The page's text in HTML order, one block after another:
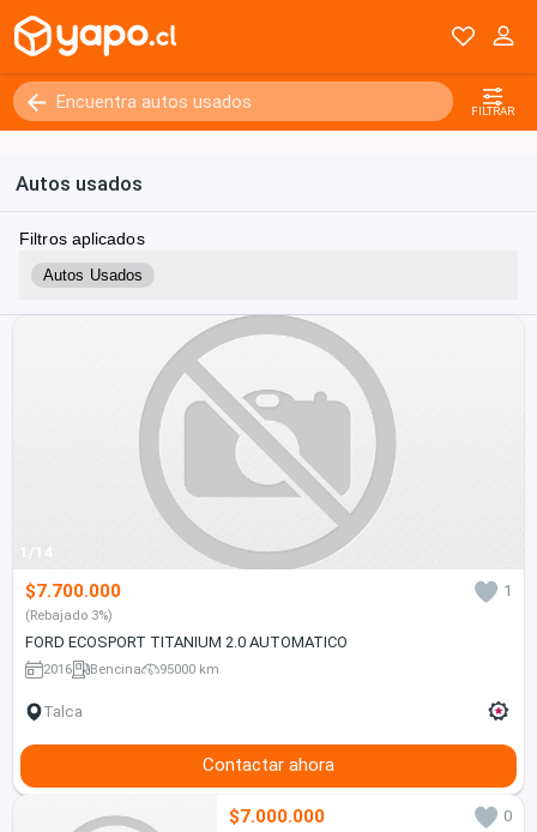
FILTRAR
Autos usados
Filtros aplicados
Autos Usados
1/14
$7.700.000 1
(Rebajado 3%)
FORD ECOSPORT TITANIUM 2.0 AUTOMATICO
2016 Bencina 95000 km
Talca
Contactar ahora
$7.000.000
0